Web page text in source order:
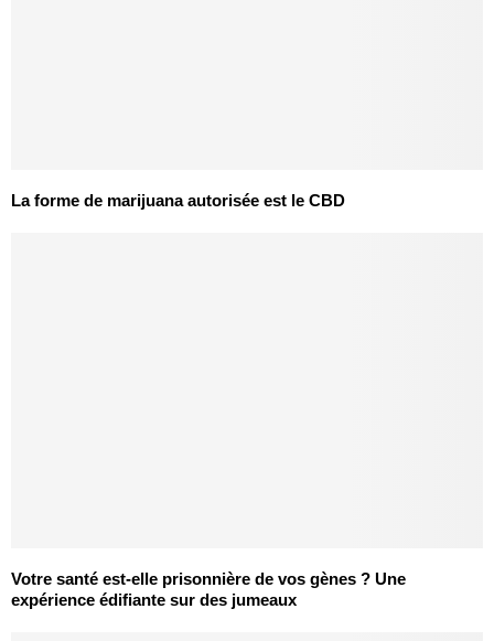
La forme de marijuana autorisée est le CBD
Votre santé est-elle prisonnière de vos gènes ? Une
expérience édifiante sur des jumeaux